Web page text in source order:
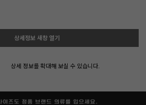
상세정보 새창 열기
상세 정보를 확대해 보실 수 있습니다.